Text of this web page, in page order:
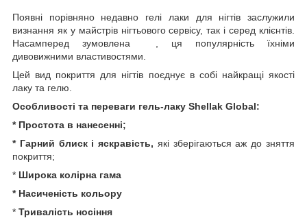
Появні порівняно недавно гелі лаки для нігтів заслужили
визнання як у майстрів нігтьового сервісу, так і серед клієнтів.
Насамперед зумовлена , ця популярність їхніми
дивовижними властивостями.
Цей вид покриття для нігтів поєднує в собі найкращі якості
лаку та гелю.
Особливості та переваги гель-лаку Shellak Global:
* Простота в нанесенні;
* Гарний блиск і яскравість, які зберігаються аж до зняття
покриття;
* Широка колірна гама
* Насиченість кольору
* Тривалість носіння